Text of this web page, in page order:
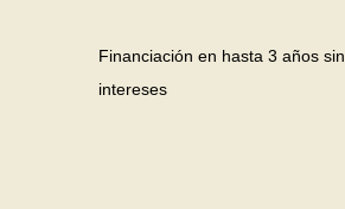
Financiación en hasta 3 años sin
intereses